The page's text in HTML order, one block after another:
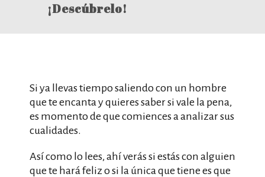
¡Descúbrelo!
Si ya llevas tiempo saliendo con un hombre
que te encanta y quieres saber si vale la pena,
es momento de que comiences a analizar sus
cualidades.
Así como lo lees, ahí verás si estás con alguien
que te hará feliz o si la única que tiene es que